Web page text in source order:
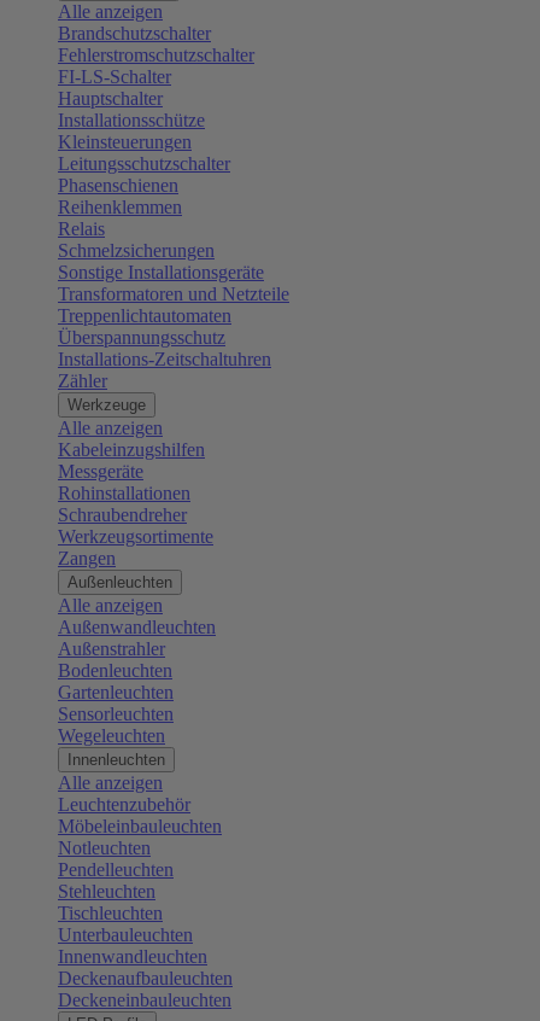
Alle anzeigen
Brandschutzschalter
Fehlerstromschutzschalter
FI-LS-Schalter
Hauptschalter
Installationsschütze
Kleinsteuerungen
Leitungsschutzschalter
Phasenschienen
Reihenklemmen
Relais
Schmelzsicherungen
Sonstige Installationsgeräte
Transformatoren und Netzteile
Treppenlichtautomaten
Überspannungsschutz
Installations-Zeitschaltuhren
Zähler
Werkzeuge
Alle anzeigen
Kabeleinzugshilfen
Messgeräte
Rohinstallationen
Schraubendreher
Werkzeugsortimente
Zangen
Außenleuchten
Alle anzeigen
Außenwandleuchten
Außenstrahler
Bodenleuchten
Gartenleuchten
Sensorleuchten
Wegeleuchten
Innenleuchten
Alle anzeigen
Leuchtenzubehör
Möbeleinbauleuchten
Notleuchten
Pendelleuchten
Stehleuchten
Tischleuchten
Unterbauleuchten
Innenwandleuchten
Deckenaufbauleuchten
Deckeneinbauleuchten